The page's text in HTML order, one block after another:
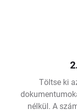
Töltse ki
nélkül. A